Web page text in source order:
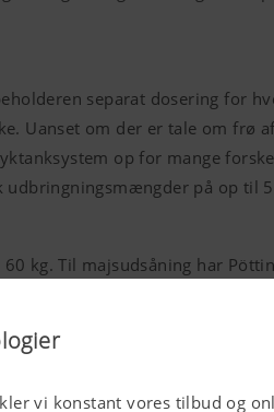
vi konstant vores tilbud og
separat dosering for
Uanset om der er tale om frø
op for mange
på op til
kg. Til majsudsåning har
og opsamlingsrullerne
DISC-systemet med
eller høje kørehastigheder.